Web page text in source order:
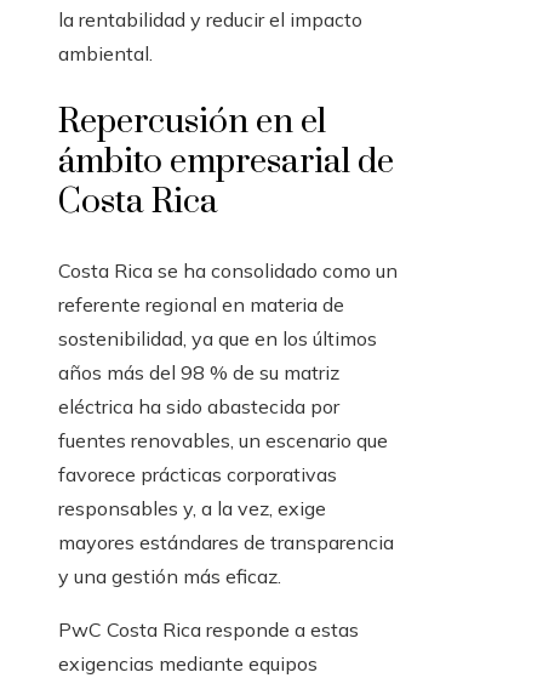
la rentabilidad y reducir el impacto
ambiental.
Repercusión en el
ámbito empresarial de
Costa Rica
Costa Rica se ha consolidado como un
referente regional en materia de
sostenibilidad, ya que en los últimos
años más del 98 % de su matriz
eléctrica ha sido abastecida por
fuentes renovables, un escenario que
favorece prácticas corporativas
responsables y, a la vez, exige
mayores estándares de transparencia
y una gestión más eficaz.
PwC Costa Rica responde a estas
exigencias mediante equipos